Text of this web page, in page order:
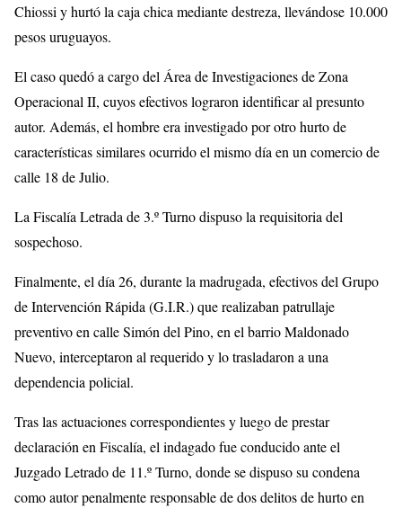
Chiossi y hurtó la caja chica mediante destreza, llevándose 10.000
pesos uruguayos.
El caso quedó a cargo del Área de Investigaciones de Zona
Operacional II, cuyos efectivos lograron identificar al presunto
autor. Además, el hombre era investigado por otro hurto de
características similares ocurrido el mismo día en un comercio de
calle 18 de Julio.
La Fiscalía Letrada de 3.º Turno dispuso la requisitoria del
sospechoso.
Finalmente, el día 26, durante la madrugada, efectivos del Grupo
de Intervención Rápida (G.I.R.) que realizaban patrullaje
preventivo en calle Simón del Pino, en el barrio Maldonado
Nuevo, interceptaron al requerido y lo trasladaron a una
dependencia policial.
Tras las actuaciones correspondientes y luego de prestar
declaración en Fiscalía, el indagado fue conducido ante el
Juzgado Letrado de 11.º Turno, donde se dispuso su condena
como autor penalmente responsable de dos delitos de hurto en